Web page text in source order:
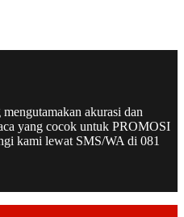
akurasi dan
yang cocok untuk PROMOSI
kami lewat SMS/WA di 081